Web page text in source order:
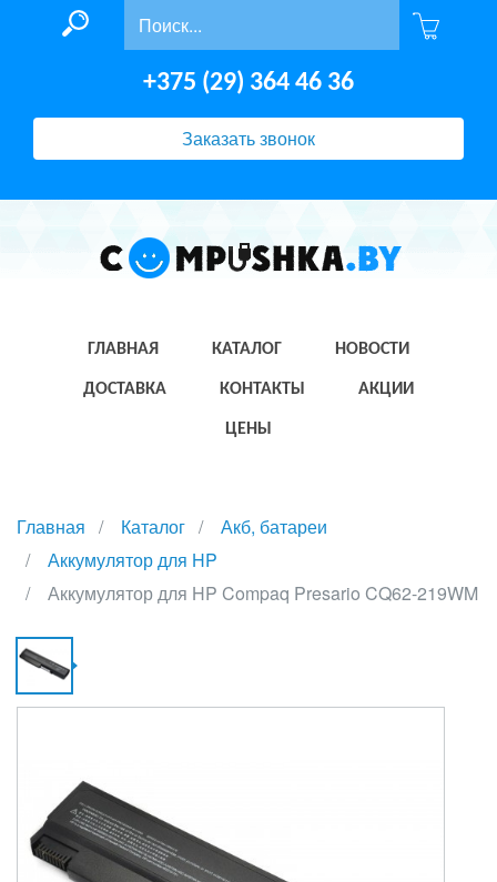
+375 (29) 364 46 36
Заказать звонок
ГЛАВНАЯ КАТАЛОГ НОВОСТИ
ДОСТАВКА КОНТАКТЫ АКЦИИ
ЦЕНЫ
Главная Каталог
Акб, батареи
Аккумулятор для HP
Аккумулятор для HP Compaq Presario CQ62-219WM